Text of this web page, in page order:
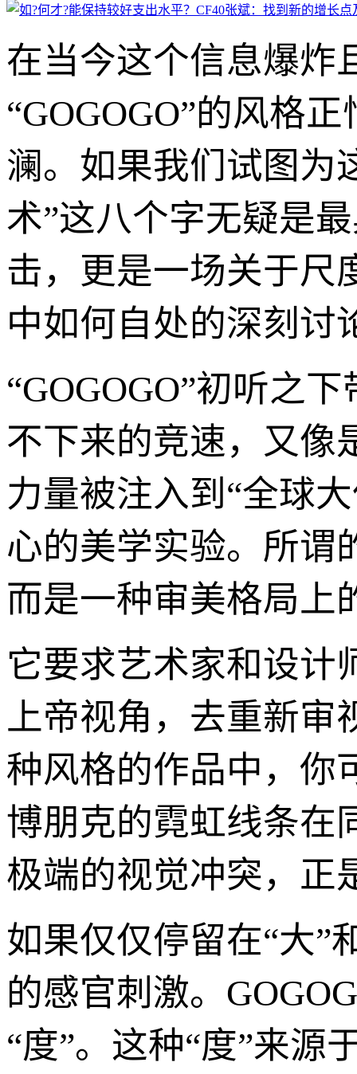
在当今这个信息爆炸
“GOGOGO”的风格
澜。如果我们试图为
术”这八个字无疑是
击，更是一场关于尺
中如何自处的深刻讨
“GOGOGO”初听之
不下来的竞速，又像
力量被注入到“全球
心的美学实验。所谓
而是一种审美格局上
它要求艺术家和设计
上帝视角，去重新审
种风格的作品中，你
博朋克的霓虹线条在
极端的视觉冲突，正
如果仅仅停留在“大”
的感官刺激。
“度”。这种“度”来源